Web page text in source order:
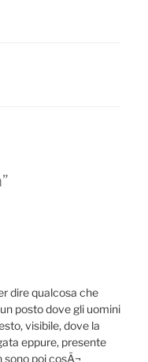
dire qualcosa che
posto dove gli uomini
visibile, dove la
eppure, presente
sono poi cosÃ¬